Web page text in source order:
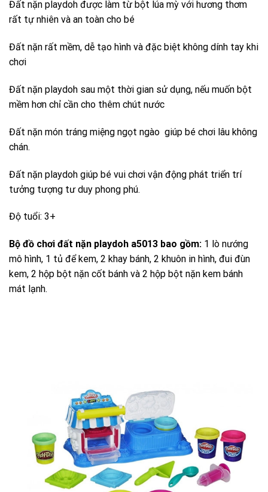
Đất nặn playdoh được làm từ bột lúa mỳ với hương thơm
rất tự nhiên và an toàn cho bé
Đất nặn rất mềm, dễ tạo hình và đặc biệt không dính tay khi
chơi
Đất nặn playdoh sau một thời gian sử dụng, nếu muốn bột
mềm hơn chỉ cần cho thêm chút nước
Đất nặn món tráng miệng ngọt ngào giúp bé chơi lâu không
chán.
Đất nặn playdoh giúp bé vui chơi vận động phát triển trí
tưởng tượng tư duy phong phú.
Độ tuổi: 3+
Bộ đồ chơi đất nặn playdoh a5013 bao gồm: 1 lò nướng
mô hình, 1 tủ để kem, 2 khay bánh, 2 khuôn in hình, đui đùn
kem, 2 hộp bột nặn cốt bánh và 2 hộp bột nặn kem bánh
mát lạnh.